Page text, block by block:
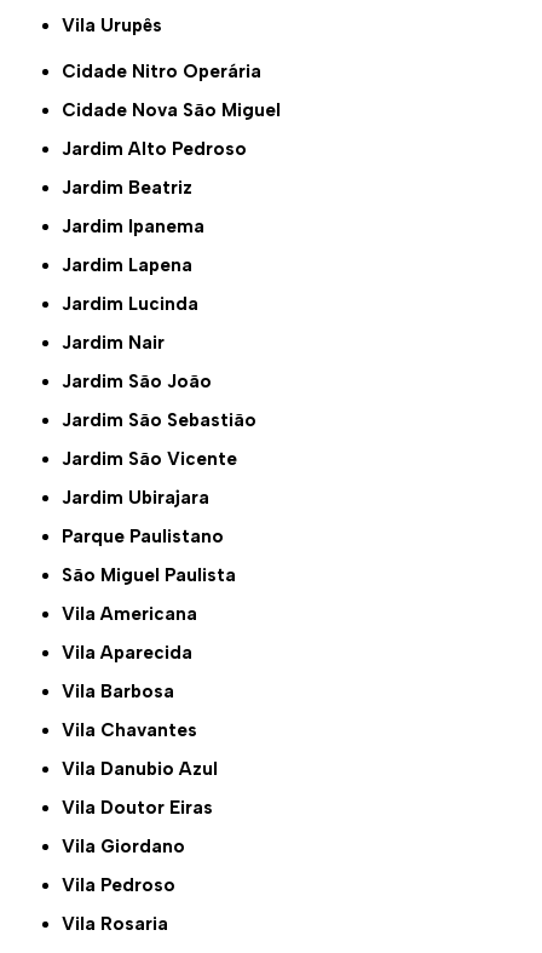
Vila Urupês
Cidade Nitro Operária
Cidade Nova São Miguel
Jardim Alto Pedroso
Jardim Beatriz
Jardim Ipanema
Jardim Lapena
Jardim Lucinda
Jardim Nair
Jardim São João
Jardim São Sebastião
Jardim São Vicente
Jardim Ubirajara
Parque Paulistano
São Miguel Paulista
Vila Americana
Vila Aparecida
Vila Barbosa
Vila Chavantes
Vila Danubio Azul
Vila Doutor Eiras
Vila Giordano
Vila Pedroso
Vila Rosaria